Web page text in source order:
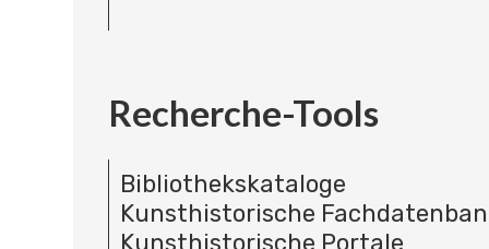
Recherche-Tools
Bibliothekskataloge
Kunsthistorische
Kunsthistorische Portale